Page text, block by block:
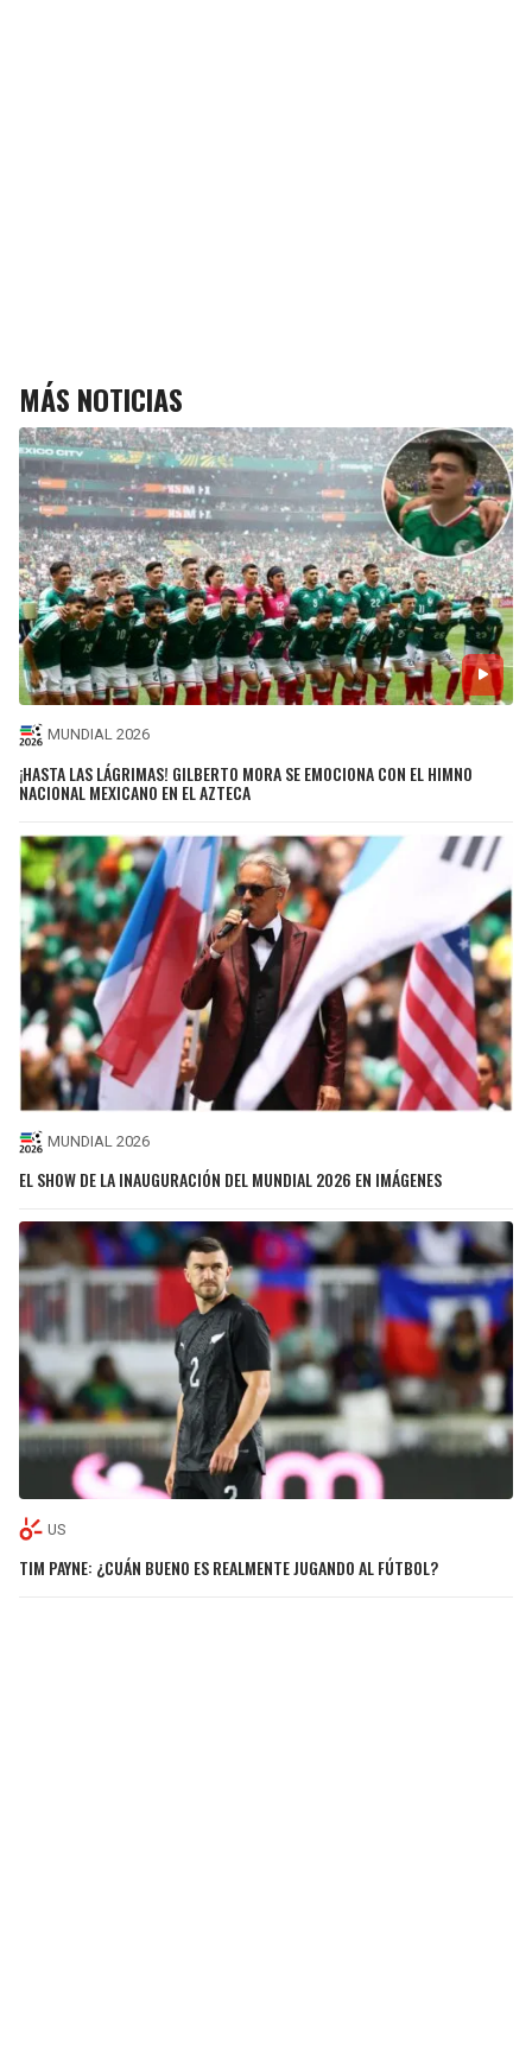
MÁS NOTICIAS
MUNDIAL 2026
¡HASTA LAS LÁGRIMAS! GILBERTO MORA SE EMOCIONA CON EL HIMNO
NACIONAL MEXICANO EN EL AZTECA
MUNDIAL 2026
EL SHOW DE LA INAUGURACIÓN DEL MUNDIAL 2026 EN IMÁGENES
US
TIM PAYNE: ¿CUÁN BUENO ES REALMENTE JUGANDO AL FÚTBOL?